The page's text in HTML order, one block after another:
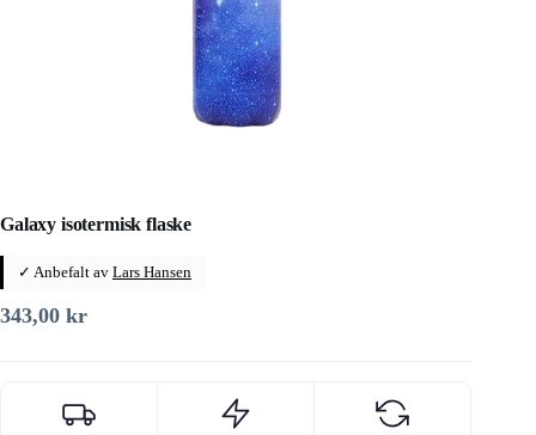
Galaxy isotermisk flaske
✓ Anbefalt av Lars Hansen
343,00 kr